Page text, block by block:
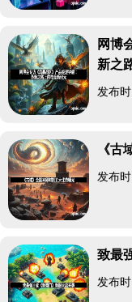
网博
新之
发布
《古
发布
致最
发布